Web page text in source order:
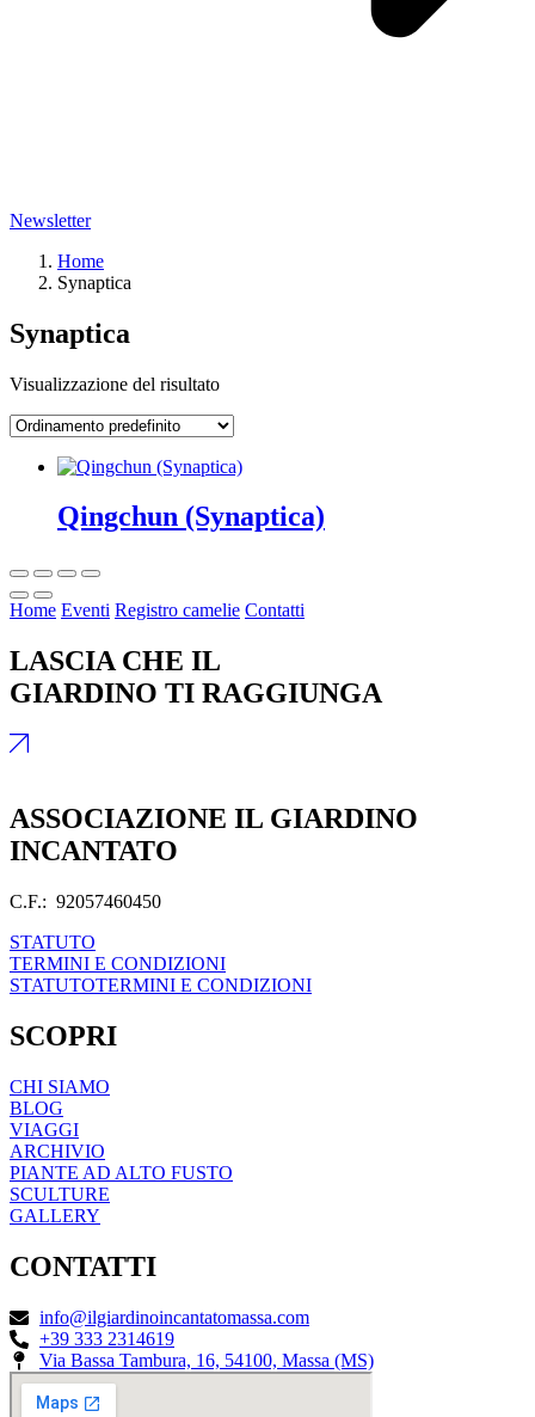
Newsletter
Home
Synaptica
Synaptica
Visualizzazione del risultato
Qingchun (Synaptica)
Home Eventi Registro camelie Contatti
LASCIA CHE IL
GIARDINO TI RAGGIUNGA
ASSOCIAZIONE IL GIARDINO
INCANTATO
C.F.: 92057460450
STATUTO
TERMINI E CONDIZIONI
STATUTOTERMINI E CONDIZIONI
SCOPRI
CHI SIAMO
BLOG
VIAGGI
ARCHIVIO
PIANTE AD ALTO FUSTO
SCULTURE
GALLERY
CONTATTI
info@ilgiardinoincantatomassa.com
+39 333 2314619
Via Bassa Tambura, 16, 54100, Massa (MS)